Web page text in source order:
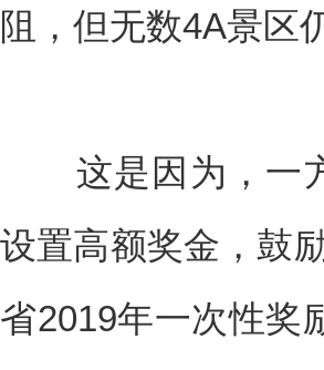
阻，但无数4A景区
这是因为，一方
设置高额奖金，鼓
省2019年一次性奖